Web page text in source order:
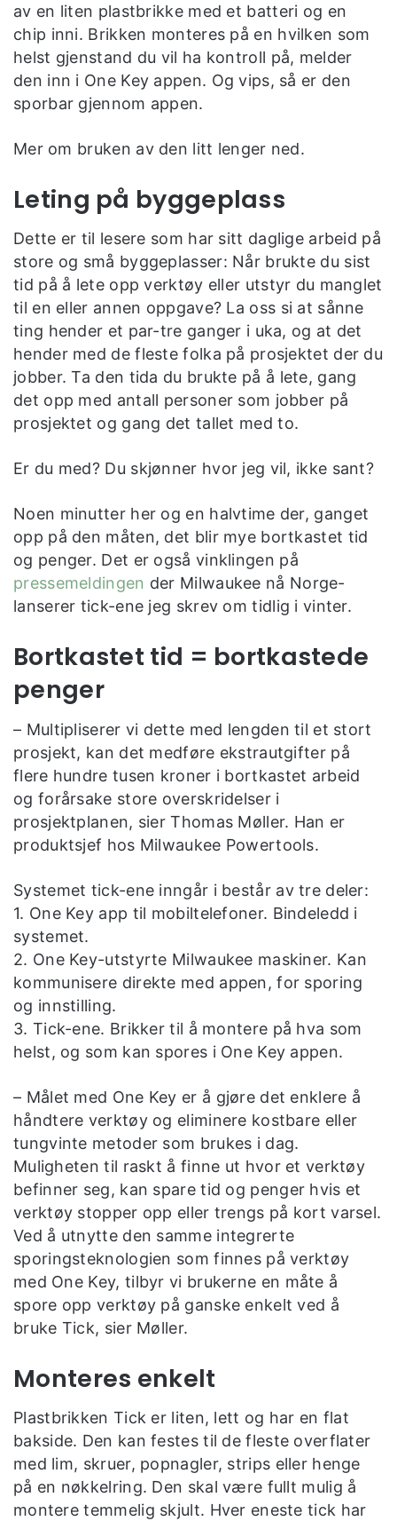
av en liten plastbrikke med et batteri og en
chip inni. Brikken monteres på en hvilken som
helst gjenstand du vil ha kontroll på, melder
den inn i One Key appen. Og vips, så er den
sporbar gjennom appen.
Mer om bruken av den litt lenger ned.
Leting på byggeplass
Dette er til lesere som har sitt daglige arbeid på
store og små byggeplasser: Når brukte du sist
tid på å lete opp verktøy eller utstyr du manglet
til en eller annen oppgave? La oss si at sånne
ting hender et par-tre ganger i uka, og at det
hender med de fleste folka på prosjektet der du
jobber. Ta den tida du brukte på å lete, gang
det opp med antall personer som jobber på
prosjektet og gang det tallet med to.
Er du med? Du skjønner hvor jeg vil, ikke sant?
Noen minutter her og en halvtime der, ganget
opp på den måten, det blir mye bortkastet tid
og penger. Det er også vinklingen på
pressemeldingen der Milwaukee nå Norge-
lanserer tick-ene jeg skrev om tidlig i vinter.
Bortkastet tid = bortkastede
penger
– Multipliserer vi dette med lengden til et stort
prosjekt, kan det medføre ekstrautgifter på
flere hundre tusen kroner i bortkastet arbeid
og forårsake store overskridelser i
prosjektplanen, sier Thomas Møller. Han er
produktsjef hos Milwaukee Powertools.
Systemet tick-ene inngår i består av tre deler:
1. One Key app til mobiltelefoner. Bindeledd i
systemet.
2. One Key-utstyrte Milwaukee maskiner. Kan
kommunisere direkte med appen, for sporing
og innstilling.
3. Tick-ene. Brikker til å montere på hva som
helst, og som kan spores i One Key appen.
– Målet med One Key er å gjøre det enklere å
håndtere verktøy og eliminere kostbare eller
tungvinte metoder som brukes i dag.
Muligheten til raskt å finne ut hvor et verktøy
befinner seg, kan spare tid og penger hvis et
verktøy stopper opp eller trengs på kort varsel.
Ved å utnytte den samme integrerte
sporingsteknologien som finnes på verktøy
med One Key, tilbyr vi brukerne en måte å
spore opp verktøy på ganske enkelt ved å
bruke Tick, sier Møller.
Monteres enkelt
Plastbrikken Tick er liten, lett og har en flat
bakside. Den kan festes til de fleste overflater
med lim, skruer, popnagler, strips eller henge
på en nøkkelring. Den skal være fullt mulig å
montere temmelig skjult. Hver eneste tick har